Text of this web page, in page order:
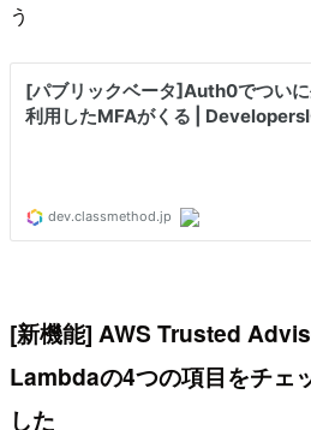
う
[新機能] AWS Trusted
Lambdaの4つの項目をチェ
した